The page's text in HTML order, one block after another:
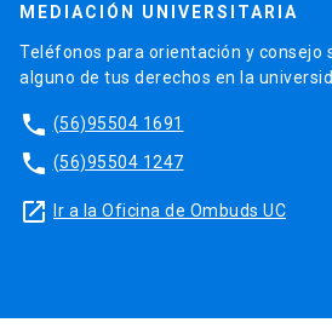
MEDIACIÓN UNIVERSITARIA
Teléfonos para orientación y consejo
alguno de tus derechos en la
phone (56)95504 1691
phone (56)95504 1247
launch Ir a la Oficina de Ombuds UC